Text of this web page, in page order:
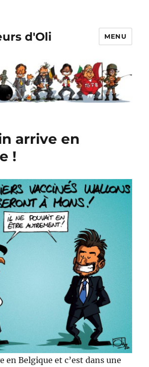
d'Oli MENU
arrive en
!
en Belgique et c’est dans une